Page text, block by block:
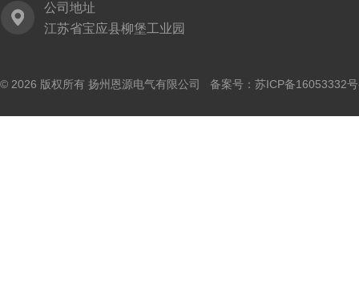
公司地址
江苏省宝应县柳堡工业园
© 2026 版权所有 扬州恩源电气有限公司 备案号： 苏ICP备16053332